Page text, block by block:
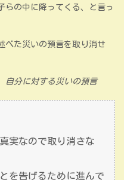
らの中に降ってくる、と言っ
べた災いの預言を取り消せ
自分に対する災いの預言
実なので取り消さな
を告げるために進んで